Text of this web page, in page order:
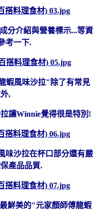
分介紹與營養標示...等資
考一下.
蝦風味沙拉"除了有常見
,
讓Winnie覺得很是特別!
味沙拉在杯口部分還有嚴
產品品質.
鮮美的"元家顏師傅龍蝦